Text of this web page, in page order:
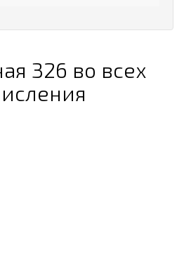
326 во всех